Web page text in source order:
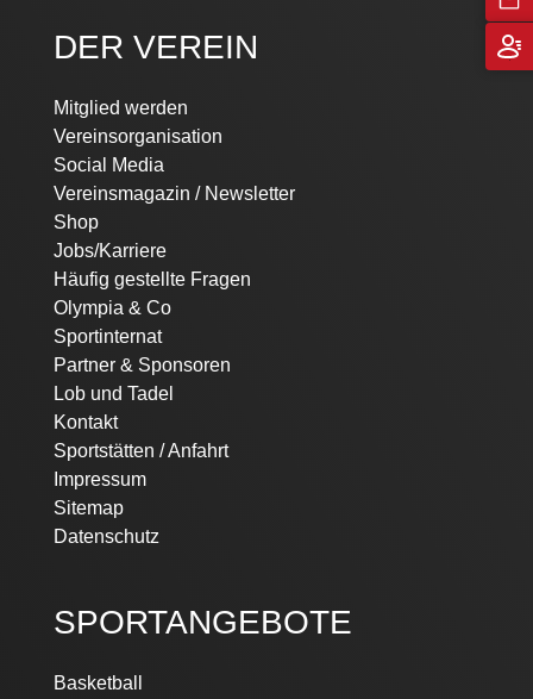
DER VEREIN
Mitglied werden
Vereinsorganisation
Social Media
Vereinsmagazin / Newsletter
Shop
Jobs/Karriere
Häufig gestellte Fragen
Olympia & Co
Sportinternat
Partner & Sponsoren
Lob und Tadel
Kontakt
Sportstätten / Anfahrt
Impressum
Sitemap
Datenschutz
SPORTANGEBOTE
Basketball